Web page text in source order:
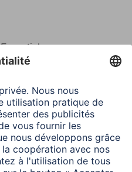
Essentiel
RJ45 (8p8c) Mâle